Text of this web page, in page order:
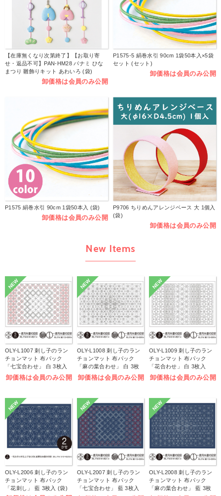
【在庫無くなり次第終了】【お取り寄
せ・返品不可】PAN-HM28 パナミ ひな
まつり 雛飾りキット あわいろ (袋)
卸価格は会員のみ公開
P1575-5 絹巻水引 90cm 1袋50本入×5袋
セット (セット)
卸価格は会員のみ公開
P1575 絹巻水引 90cm 1袋50本入 (袋)
卸価格は会員のみ公開
P9706 ちりめんアレンジベース 大 1個入
(袋)
卸価格は会員のみ公開
New Items
NEW
OLY-L1007 刺し子のラン
チョンマット 布パック
「七宝合わせ」 白 3枚入
(袋)
卸価格は会員のみ公開
NEW
OLY-L1008 刺し子のラン
チョンマット 布パック
「麻の葉合わせ」 白 3枚
入 (袋)
卸価格は会員のみ公開
NEW
OLY-L1009 刺し子のラン
チョンマット 布パック
「花合わせ」 白 3枚入
(袋)
卸価格は会員のみ公開
NEW
OLY-L2006 刺し子のラン
チョンマット 布パック
「花刺し」 藍 3枚入 (袋)
NEW
OLY-L2007 刺し子のラン
チョンマット 布パック
「七宝合わせ」 藍 3枚入
NEW
OLY-L2008 刺し子のラン
チョンマット 布パック
「麻の葉合わせ」 藍 3枚